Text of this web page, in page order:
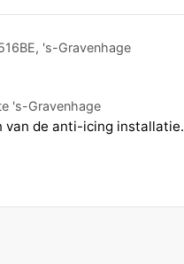
's-Gravenhage
's-Gravenhage
van de anti-icing installatie.